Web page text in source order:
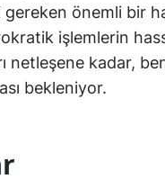
Batman
önemli bir
işlemlerin
netleşene kadar,
bekleniyor.